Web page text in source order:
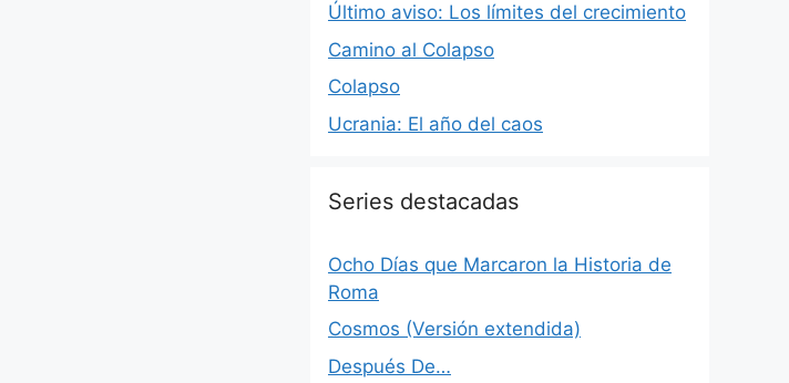
Último aviso: Los límites del crecimiento
Camino al Colapso
Colapso
Ucrania: El año del caos
Series destacadas
Ocho Días que Marcaron la Historia de
Roma
Cosmos (Versión extendida)
Después De…